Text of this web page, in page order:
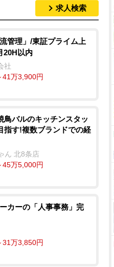
求人検索
流管理」/東証プライム上
20H以内
社
41万3,900円
鳥バルのキッチンスタッ
指す!複数ブランドでの経
ん 北8条店
45万5,000円
カーの「人事事務」完
31万3,850円